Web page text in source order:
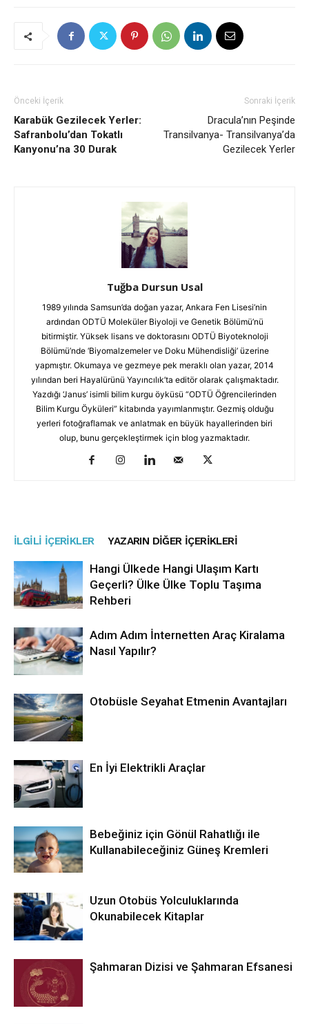
Önceki İçerik
Karabük Gezilecek Yerler:
Safranbolu’dan Tokatlı
Kanyonu’na 30 Durak
Sonraki İçerik
Dracula’nın Peşinde
Transilvanya- Transilvanya’da
Gezilecek Yerler
Tuğba Dursun Usal
1989 yılında Samsun’da doğan yazar, Ankara Fen Lisesi’nin
ardından ODTÜ Moleküler Biyoloji ve Genetik Bölümü’nü
bitirmiştir. Yüksek lisans ve doktorasını ODTÜ Biyoteknoloji
Bölümü’nde ‘Biyomalzemeler ve Doku Mühendisliği’ üzerine
yapmıştır. Okumaya ve gezmeye pek meraklı olan yazar, 2014
yılından beri Hayalürünü Yayıncılık’ta editör olarak çalışmaktadır.
Yazdığı ‘Janus’ isimli bilim kurgu öyküsü “ODTÜ Öğrencilerinden
Bilim Kurgu Öyküleri” kitabında yayımlanmıştır. Gezmiş olduğu
yerleri fotoğraflamak ve anlatmak en büyük hayallerinden biri
olup, bunu gerçekleştirmek için blog yazmaktadır.
İLGILI İÇERIKLER YAZARIN DIĞER İÇERIKLERI
Hangi Ülkede Hangi Ulaşım Kartı
Geçerli? Ülke Ülke Toplu Taşıma
Rehberi
Adım Adım İnternetten Araç Kiralama
Nasıl Yapılır?
Otobüsle Seyahat Etmenin Avantajları
En İyi Elektrikli Araçlar
Bebeğiniz için Gönül Rahatlığı ile
Kullanabileceğiniz Güneş Kremleri
Uzun Otobüs Yolculuklarında
Okunabilecek Kitaplar
Şahmaran Dizisi ve Şahmaran Efsanesi